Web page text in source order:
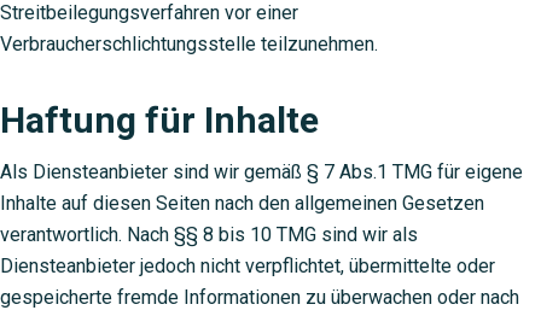
Streitbeilegungsverfahren vor einer
Verbraucherschlichtungsstelle teilzunehmen.
Haftung für Inhalte
Als Diensteanbieter sind wir gemäß § 7 Abs.1 TMG für eigene
Inhalte auf diesen Seiten nach den allgemeinen Gesetzen
verantwortlich. Nach §§ 8 bis 10 TMG sind wir als
Diensteanbieter jedoch nicht verpflichtet, übermittelte oder
gespeicherte fremde Informationen zu überwachen oder nach